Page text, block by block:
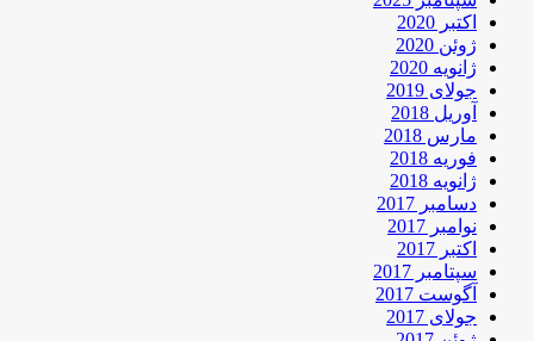
اکتبر 2020
ژوئن 2020
ژانویه 2020
جولای 2019
آوریل 2018
مارس 2018
فوریه 2018
ژانویه 2018
دسامبر 2017
نوامبر 2017
اکتبر 2017
سپتامبر 2017
آگوست 2017
جولای 2017